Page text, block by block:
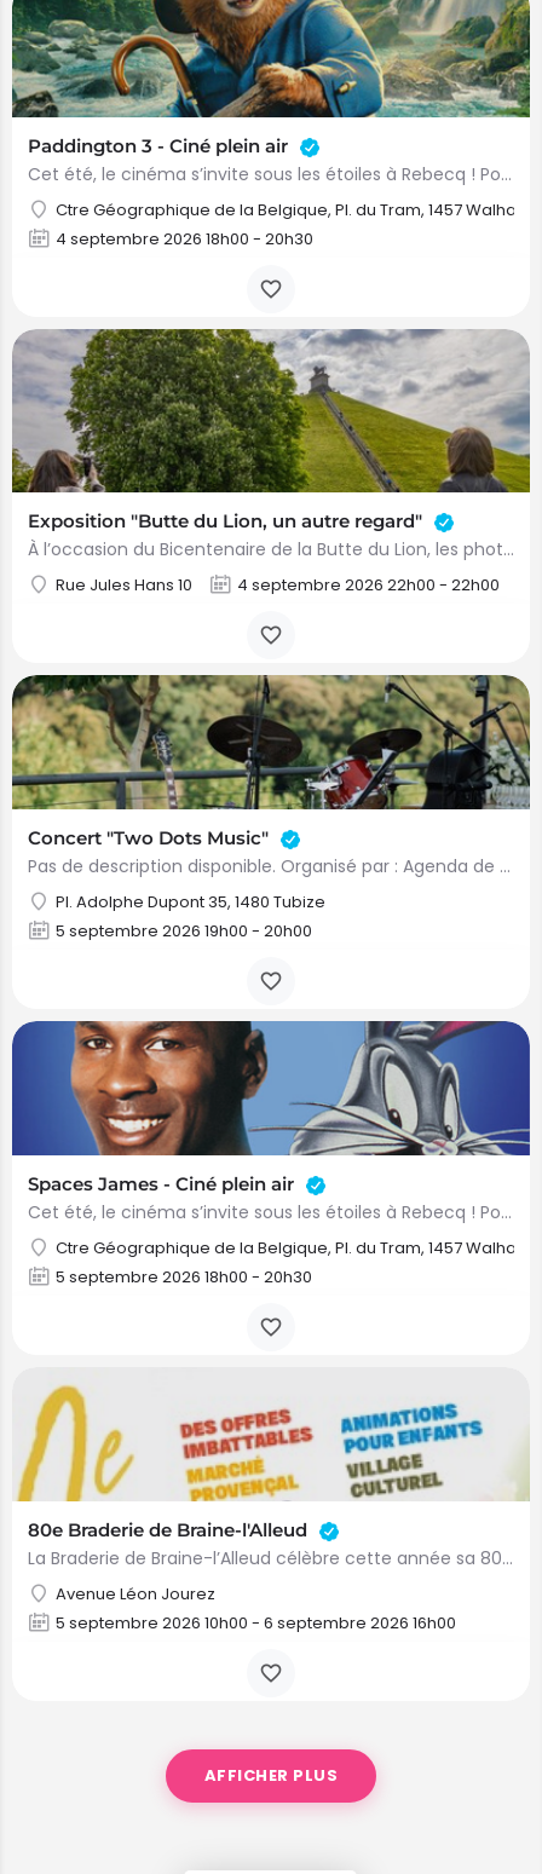
Paddington 3 - Ciné plein air
Cet été, le cinéma s’invite sous les étoiles à Rebecq ! Pour sa 6ᵉ édition, le cinéma en plein air revient…
Ctre Géographique de la Belgique, Pl. du Tram, 1457 Walhain
4 septembre 2026 18h00 - 20h30
Exposition "Butte du Lion, un autre regard"
À l’occasion du Bicentenaire de la Butte du Lion, les photographes du Photo Club Riva Bella ont choisi de…
Rue Jules Hans 10 4 septembre 2026 22h00 - 22h00
Concert "Two Dots Music"
Pas de description disponible. Organisé par : Agenda de Tubize
Pl. Adolphe Dupont 35, 1480 Tubize
5 septembre 2026 19h00 - 20h00
Spaces James - Ciné plein air
Cet été, le cinéma s’invite sous les étoiles à Rebecq ! Pour sa 6ᵉ édition, le cinéma en plein air revient…
Ctre Géographique de la Belgique, Pl. du Tram, 1457 Walhain
5 septembre 2026 18h00 - 20h30
80e Braderie de Braine-l'Alleud
La Braderie de Braine-l’Alleud célèbre cette année sa 80e édition ! Durant tout le premier week-end de…
Avenue Léon Jourez
5 septembre 2026 10h00 - 6 septembre 2026 16h00
AFFICHER PLUS